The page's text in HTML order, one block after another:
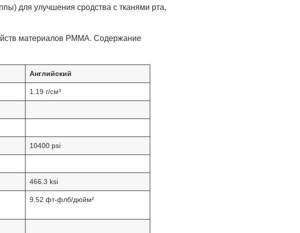
для улучшения сродства с тканями рта,
материалов PMMA. Содержание
Английский
1.19 г/см³
10400 psi
466.3 ksi
9.52 фт-флб/дюйм²